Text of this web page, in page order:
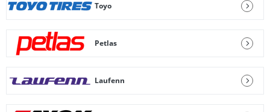
Toyo
Petlas
Laufenn